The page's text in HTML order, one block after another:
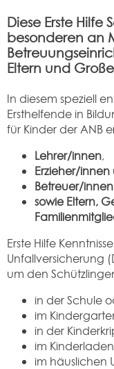
Diese Erste
besonderen an
Eltern und
In diesem speziell
Ersthelfende in
für Kinder der ANB
Lehrer/innen,
Erzieher/innen
Betreuer/innen
sowie Eltern,
Erste Hilfe
Unfallversicherung
um den
in der Schule
im
in der
im
im häuslichen